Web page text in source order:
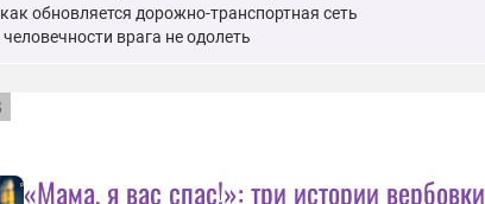
обновляется дорожно-транспортная сеть
врага не одолеть
«Мама, я вас спас!»: три истории вербовки